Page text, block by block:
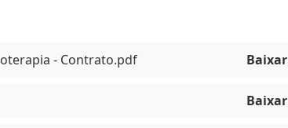
- Contrato.pdf Baixar
Baixar